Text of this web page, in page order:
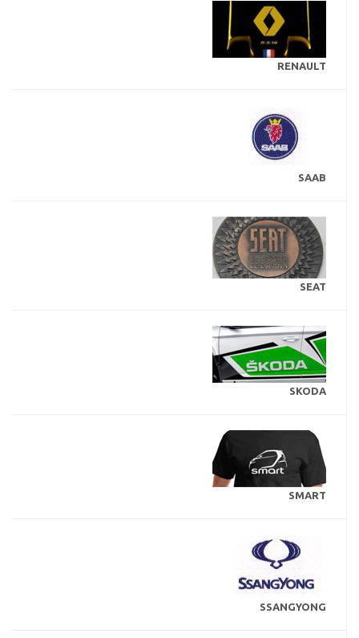
RENAULT
SAAB
SEAT
SKODA
SMART
SSANGYONG